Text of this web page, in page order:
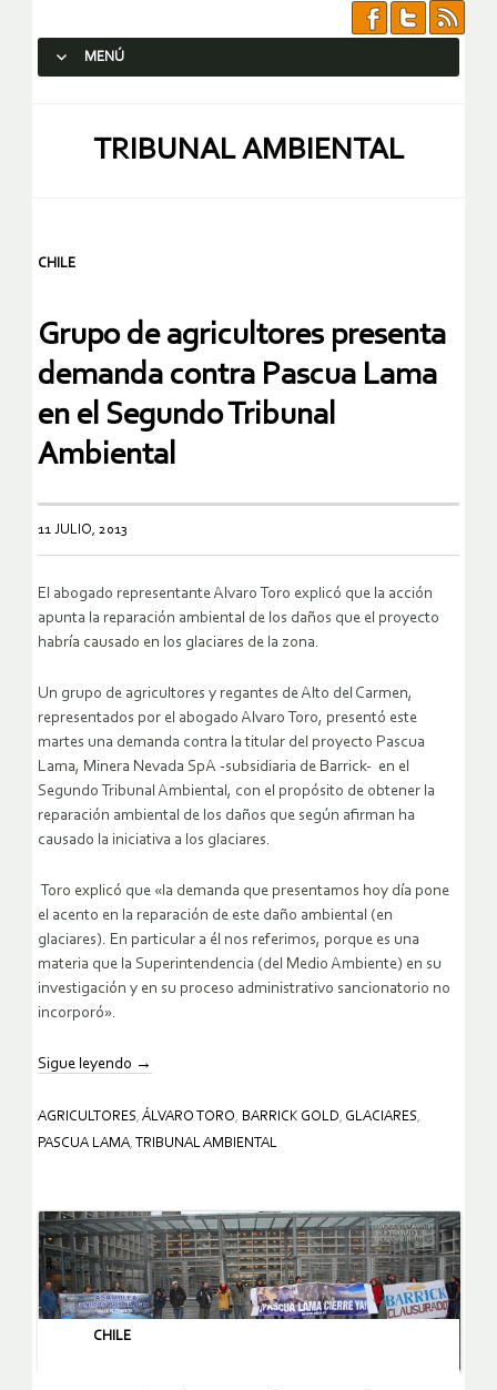
MENÚ
TRIBUNAL AMBIENTAL
CHILE
Grupo de agricultores presenta
demanda contra Pascua Lama
en el Segundo Tribunal
Ambiental
11 JULIO, 2013
El abogado representante Alvaro Toro explicó que la acción
apunta la reparación ambiental de los daños que el proyecto
habría causado en los glaciares de la zona.
Un grupo de agricultores y regantes de Alto del Carmen,
representados por el abogado Alvaro Toro, presentó este
martes una demanda contra la titular del proyecto Pascua
Lama, Minera Nevada SpA -subsidiaria de Barrick- en el
Segundo Tribunal Ambiental, con el propósito de obtener la
reparación ambiental de los daños que según afirman ha
causado la iniciativa a los glaciares.
Toro explicó que «la demanda que presentamos hoy día pone
el acento en la reparación de este daño ambiental (en
glaciares). En particular a él nos referimos, porque es una
materia que la Superintendencia (del Medio Ambiente) en su
investigación y en su proceso administrativo sancionatorio no
incorporó».
Sigue leyendo →
AGRICULTORES, ÁLVARO TORO, BARRICK GOLD, GLACIARES,
PASCUA LAMA, TRIBUNAL AMBIENTAL
CHILE